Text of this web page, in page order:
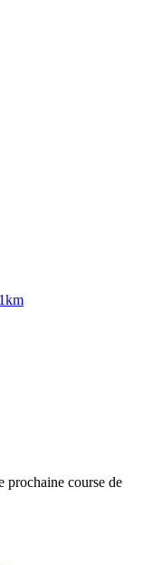
prochaine course de